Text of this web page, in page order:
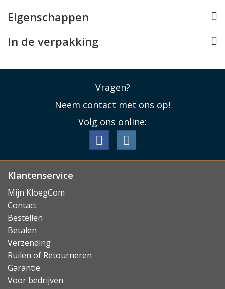
Eigenschappen
In de verpakking
Vragen?
Neem contact met ons op!
Volg ons online:
Klantenservice
Mijn KloegCom
Contact
Bestellen
Betalen
Verzending
Ruilen of Retourneren
Garantie
Voor bedrijven